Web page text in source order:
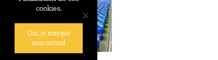
cookies.
Oui, je marque
mon accord